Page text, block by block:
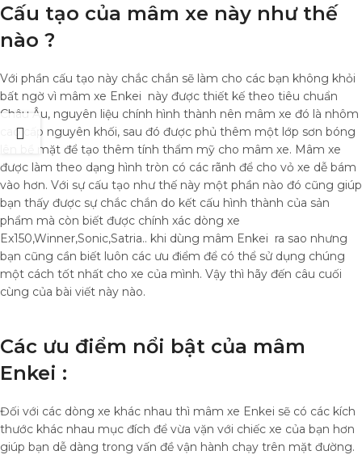
Cấu tạo của mâm xe này như thế
nào ?
Với phần cấu tạo này chắc chắn sẽ làm cho các bạn không khỏi
bất ngờ vì mâm xe Enkei này được thiết kế theo tiêu chuẩn
Châu Âu, nguyên liệu chính hình thành nên mâm xe đó là nhôm
cao cấp nguyên khối, sau đó được phủ thêm một lớp sơn bóng
lên bề mặt để tạo thêm tính thẩm mỹ cho mâm xe. Mâm xe
được làm theo dạng hình tròn có các rãnh để cho vỏ xe dễ bám
vào hơn. Với sự cấu tạo như thế này một phần nào đó cũng giúp
bạn thấy được sự chắc chắn do kết cấu hình thành của sản
phẩm mà còn biết được chính xác dòng xe
Ex150,Winner,Sonic,Satria.. khi dùng mâm Enkei ra sao nhưng
bạn cũng cần biết luôn các ưu điểm để có thể sử dụng chúng
một cách tốt nhất cho xe của mình. Vậy thì hãy đến câu cuối
cùng của bài viết này nào.
Các ưu điểm nổi bật của mâm
Enkei :
Đối với các dòng xe khác nhau thì mâm xe Enkei sẽ có các kích
thước khác nhau mục đích để vừa vặn với chiếc xe của bạn hơn
giúp bạn dễ dàng trong vấn đề vận hành chạy trên mặt đường.